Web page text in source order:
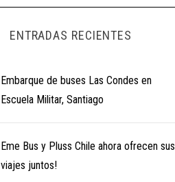
ENTRADAS RECIENTES
Embarque de buses Las Condes en
Escuela Militar, Santiago
Eme Bus y Pluss Chile ahora ofrecen sus
viajes juntos!